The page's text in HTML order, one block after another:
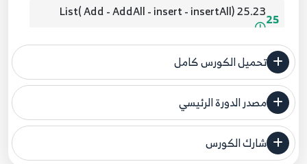
25
25.23 List( Add - AddAll - insert - insertAll)
26
26.24 - List method part 5
27
27.25 - Map
28.26 Map Part 2
تحميل الكورس كامل
مصدر الدورة الرئيسي
فنحن لا ندعي ملكية أي دورة ولهذا نضع المصدر الأصلي لكم
شارك الكورس